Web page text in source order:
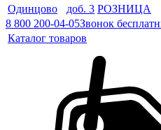
Одинцово
доб. 3 РОЗНИЦА
8 800 200-04-05Звонок
Каталог товаров